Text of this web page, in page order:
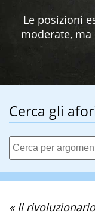
Le posizioni
moderate,
Cerca gli
« Il